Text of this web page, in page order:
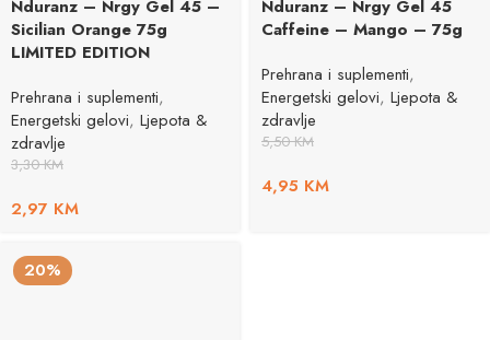
Nduranz – Nrgy Gel 45 –
Sicilian Orange 75g
LIMITED EDITION
Prehrana i suplementi,
Energetski gelovi, Ljepota &
zdravlje
3,30KM
2,97 KM
Nduranz – Nrgy Gel 45
Caffeine – Mango – 75g
Prehrana i suplementi,
Energetski gelovi, Ljepota &
zdravlje
5,50KM
4,95 KM
20%